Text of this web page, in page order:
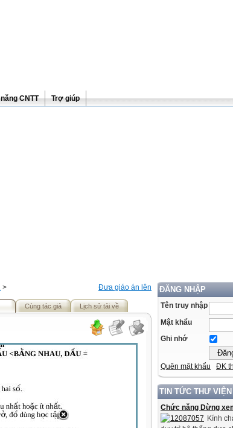
CNTT Trợ giúp
ĐĂNG NHẬP
Tên truy nhập
Mật khẩu
Ghi nhớ
Quên mật khẩu ĐK
TIN TỨC THƯ VIỆN
Chức năng Dừng
Kính
Đưa giáo án lên
>
Cùng tác giả Lịch sử tải về